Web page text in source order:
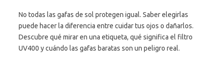
No todas las gafas de sol protegen igual. Saber elegirlas
puede hacer la diferencia entre cuidar tus ojos o dañarlos.
Descubre qué mirar en una etiqueta, qué significa el filtro
UV400 y cuándo las gafas baratas son un peligro real.